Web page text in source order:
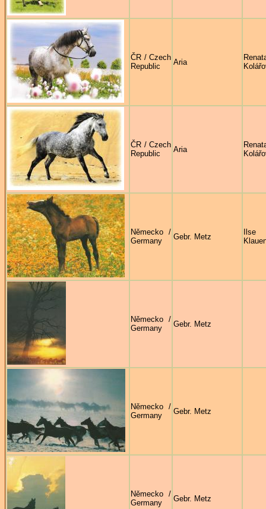
ČR / Czech
Republic
Aria
ČR / Czech
Republic
Aria
Německo /
Germany
Gebr. Metz
Ilse
Německo /
Germany
Gebr. Metz
Německo /
Germany
Gebr. Metz
Německo /
Germany
Gebr. Metz